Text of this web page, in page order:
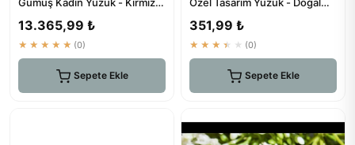
13.365,99 ₺
★★★★★ (0)
Sepete Ekle
351,99 ₺
★★★★★ (0)
Sepete Ekle